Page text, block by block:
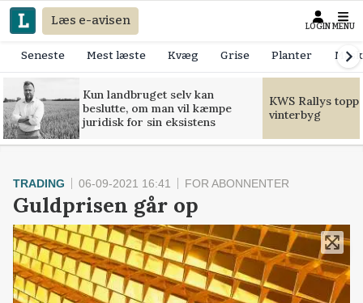
Læs e-avisen LOGIN MENU
Seneste Mest læste Kvæg Grise Planter
Kun landbruget selv kan
beslutte, om man vil kæmpe
juridisk for sin eksistens
KWS Rallys
vinterbyg
TRADING 06-09-2021 16:41 FOR ABONNENTER
Guldprisen går op